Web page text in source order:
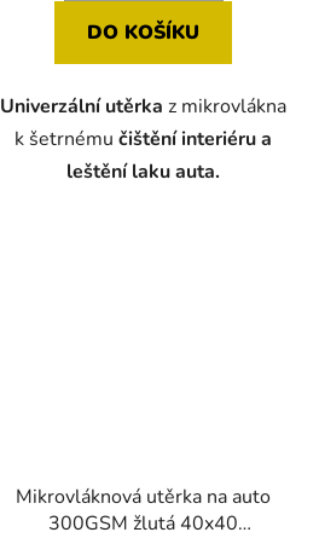
DO KOŠÍKU
Univerzální utěrka z mikrovlákna
k šetrnému čištění interiéru a
leštění laku auta.
Mikrovláknová utěrka na auto
300GSM žlutá 40x40